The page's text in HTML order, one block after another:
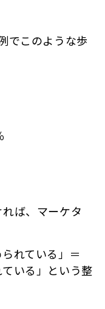
でこのような歩
ば、マーケタ
れている」＝
ている」という整